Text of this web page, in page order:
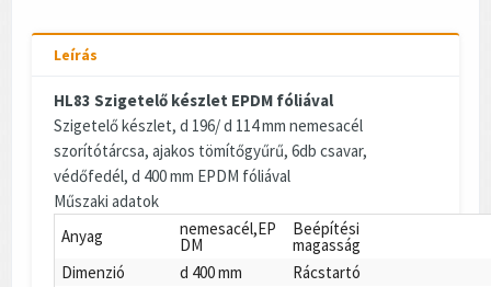
Leírás
HL83 Szigetelő készlet EPDM fóliával
Szigetelő készlet, d 196/ d 114 mm nemesacél
szorítótárcsa, ajakos tömítőgyűrű, 6db csavar,
védőfedél, d 400 mm EPDM fóliával
Műszaki adatok
Anyag
nemesacél,EP
DM
Beépítési
magasság
Dimenzió
d 400 mm
Rácstartó